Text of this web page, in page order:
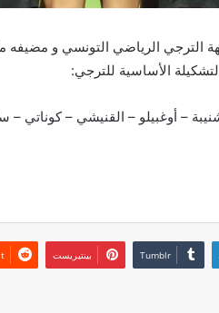
الترجي الرياضي التونسي و
الأساسية للترجي:
– أوغبيلو – القنيشي – كوناتي –
بينتيريست